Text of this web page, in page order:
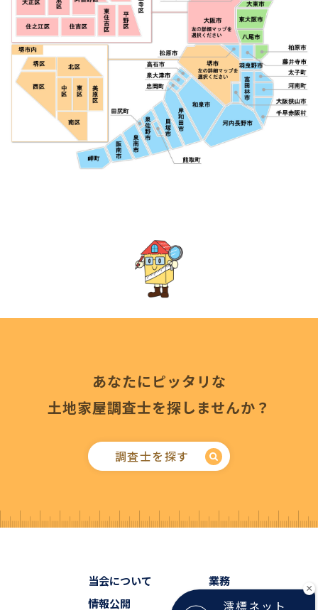
あなたにピッタリな
土地家屋調査士を探しませんか？
調査士を探す
当会について
業務
情報公開
会員検索澪標ネット
×